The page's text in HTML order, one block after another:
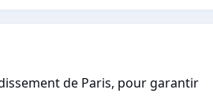
de Paris, pour garantir